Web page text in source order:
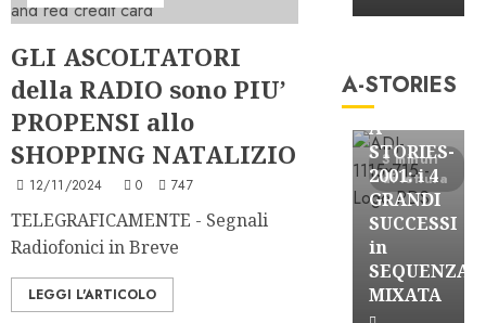
GLI ASCOLTATORI
della RADIO sono PIU’
PROPENSI allo
SHOPPING NATALIZIO
12/11/2024 0 747
TELEGRAFICAMENTE - Segnali
Radiofonici in Breve
LEGGI L'ARTICOLO
A-STORIES
3 minuti
di lettura
Formazione
A-
STORIES-
2001: i 4
GRANDI
SUCCESSI
in
SEQUENZA
MIXATA
A-Stories
Formazione